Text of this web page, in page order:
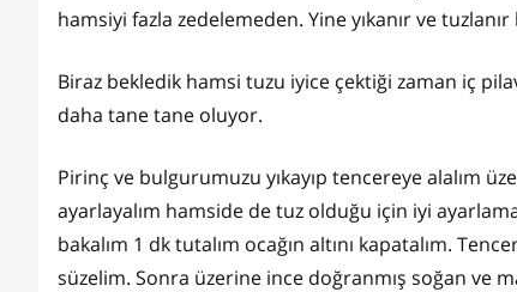
hamsiyi fazla zedelemeden. Yine yıkanır ve
Biraz bekledik hamsi tuzu iyice çektiği zaman iç
daha tane tane oluyor.
Pirinç ve bulgurumuzu yıkayıp tencereye alalım
ayarlayalım hamside de tuz olduğu için iyi
bakalım 1 dk tutalım ocağın altını kapatalım.
süzelim. Sonra üzerine ince doğranmış soğan ve